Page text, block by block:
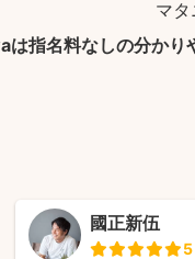
マ
指名料なしの分かり
國正新伍
5